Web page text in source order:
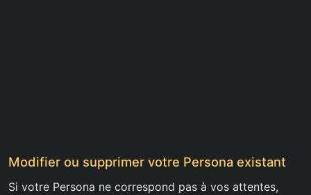
Modifier ou supprimer votre Persona existant
Si votre Persona ne correspond pas à vos attentes,